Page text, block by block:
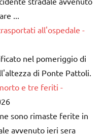
...
all'ospedale -
nel pomeriggio di
di Ponte Pattoli.
e tre feriti -
sono rimaste ferite in
avvenuto ieri sera